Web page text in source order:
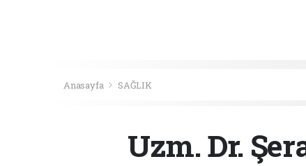
Anasayfa SAĞLIK
Uzm. Dr.